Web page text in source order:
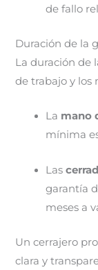
de fallo
Duración de la
La duración de
de trabajo y los
La mano
mínima
Las
garantía
meses a
Un cerrajero
clara y